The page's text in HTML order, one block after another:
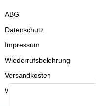
ABG
Datenschutz
Impressum
Wiederrufsbelehrung
Versandkosten
Wir liefern auch in die Schweiz